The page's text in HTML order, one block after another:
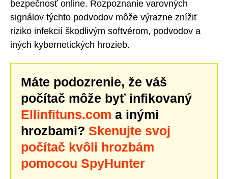
bezpečnosť online. Rozpoznanie varovných
signálov týchto podvodov môže výrazne znížiť
riziko infekcií škodlivým softvérom, podvodov a
iných kybernetických hrozieb.
Máte podozrenie, že váš
počítač môže byť infikovaný
Ellinfituns.com a inými
hrozbami? Skenujte svoj
počítač kvôli hrozbám
pomocou SpyHunter